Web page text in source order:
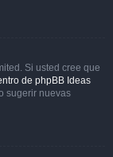
Si usted cree que
de phpBB Ideas
sugerir nuevas